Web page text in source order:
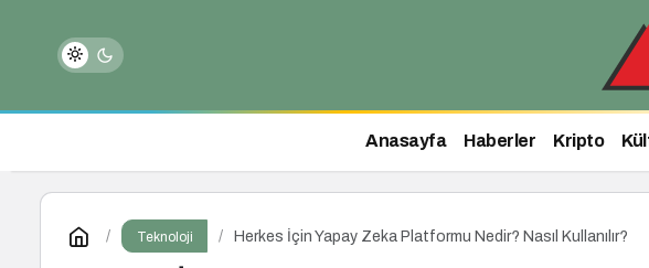
Anasayfa Haberler Kripto
Teknoloji Herkes İçin Yapay Zeka Platformu Nedir? Nasıl Kullanılır?